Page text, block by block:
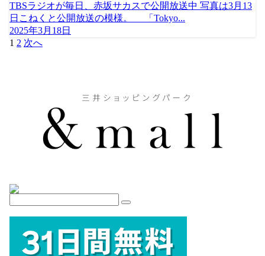
TBSラジオが毎日、赤坂サカスで公開放送中 写真は3月13
日こねくと公開放送の模様。 「Tokyo...
2025年3月18日
投
1 2 次へ